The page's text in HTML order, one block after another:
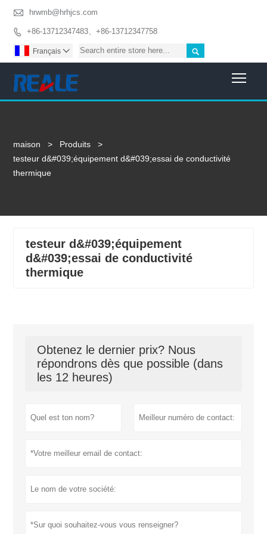
 hrwmb@hrhjcs.com
 +86-13712347483、+86-13712347758

Français 
maison > Produits
>
testeur d&#039;équipement d&#039;essai de conductivité
thermique
testeur d&#039;équipement
d&#039;essai de conductivité
thermique
Obtenez le dernier prix? Nous
répondrons dès que possible (dans
les 12 heures)